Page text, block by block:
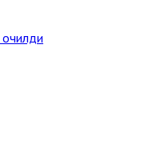
очилди